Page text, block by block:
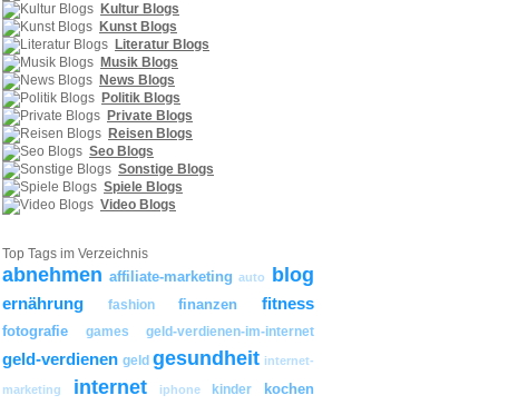
Kultur Blogs
Kunst Blogs
Literatur Blogs
Musik Blogs
News Blogs
Politik Blogs
Private Blogs
Reisen Blogs
Seo Blogs
Sonstige Blogs
Spiele Blogs
Video Blogs
Top Tags im Verzeichnis
abnehmen affiliate-marketing auto blog
ernährung fashion finanzen fitness
fotografie games geld-verdienen-im-internet
geld-verdienen geld gesundheit internet-
marketing internet iphone kinder kochen